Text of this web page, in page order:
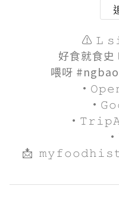
⚠️ 𝙻
好食就食史
喂呀
📩